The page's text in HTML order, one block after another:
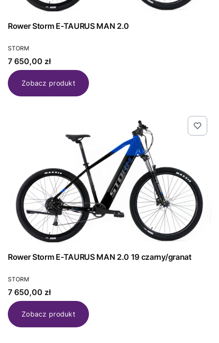
Rower Storm E-TAURUS MAN 2.0
PRODUCENT
STORM
Cena
7 650,00 zł
Zobacz produkt
Rower Storm E-TAURUS MAN 2.0 19 czarny/granat
PRODUCENT
STORM
Cena
7 650,00 zł
Zobacz produkt